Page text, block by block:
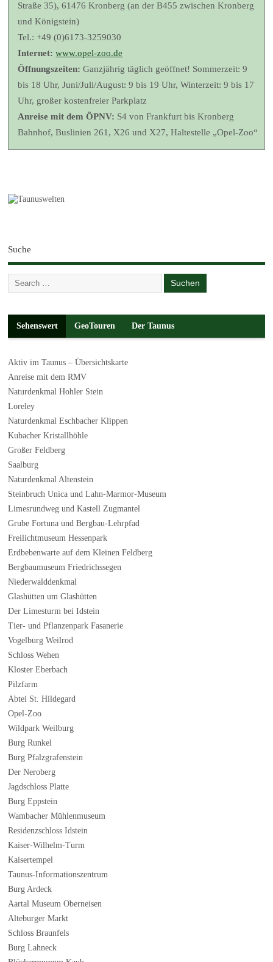
Straße 35), 61476 Kronberg (an der B455 zwischen Kronberg
und Königstein)
Tel.: +49 (0)6173-3259030
Internet: www.opel-zoo.de
Öffnungszeiten: Ganzjährig täglich geöffnet! Sommerzeit: 9
bis 18 Uhr, Juni/Juli/August: 9 bis 19 Uhr, Winterzeit: 9 bis 17
Uhr, großer kostenfreier Parkplatz
Anreise mit dem ÖPNV: S4 von Frankfurt bis Kronberg
Bahnhof, Buslinien 261, X26 und X27, Haltestelle „Opel-Zoo“
Suche
Sehenswert GeoTouren Der Taunus
Aktiv im Taunus – Übersichtskarte
Anreise mit dem RMV
Naturdenkmal Hohler Stein
Loreley
Naturdenkmal Eschbacher Klippen
Kubacher Kristallhöhle
Großer Feldberg
Saalburg
Naturdenkmal Altenstein
Steinbruch Unica und Lahn-Marmor-Museum
Limesrundweg und Kastell Zugmantel
Grube Fortuna und Bergbau-Lehrpfad
Freilichtmuseum Hessenpark
Erdbebenwarte auf dem Kleinen Feldberg
Bergbaumuseum Friedrichssegen
Niederwalddenkmal
Glashütten um Glashütten
Der Limesturm bei Idstein
Tier- und Pflanzenpark Fasanerie
Vogelburg Weilrod
Schloss Wehen
Kloster Eberbach
Pilzfarm
Abtei St. Hildegard
Opel-Zoo
Wildpark Weilburg
Burg Runkel
Burg Pfalzgrafenstein
Der Neroberg
Jagdschloss Platte
Burg Eppstein
Wambacher Mühlenmuseum
Residenzschloss Idstein
Kaiser-Wilhelm-Turm
Kaisertempel
Taunus-Informationszentrum
Burg Ardeck
Aartal Museum Oberneisen
Alteburger Markt
Schloss Braunfels
Burg Lahneck